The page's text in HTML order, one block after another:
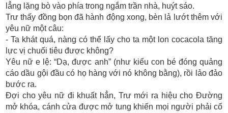
lẳng lặng bò vào phía trong ngắm trần nhà, huýt sáo.
Trư thấy đồng bọn đã hành động xong, bèn lả lướt thêm với
yêu nữ một câu:
- Ta khát quá, nàng có thể lấy cho ta một lon cocacola tăng
lực vị chuối tiêu được không?
Yêu nữ e lệ: “Dạ, được anh” (như kiểu con bé đóng quảng
cáo dầu gội đầu có họ hàng với nó không bằng), rồi lảo đảo
bước ra.
Đợi cho yêu nữ đi khuất hẳn, Trư mới ra hiệu cho Đường
mở khóa, cánh cửa được mở tung khiến mọi người phải cố